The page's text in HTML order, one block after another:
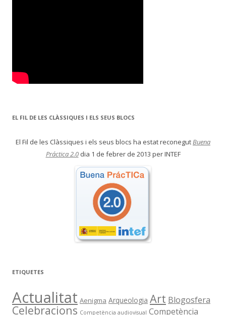
EL FIL DE LES CLÀSSIQUES I ELS SEUS BLOCS
El Fil de les Clàssiques i els seus blocs ha estat reconegutBuena
Práctica 2.0 dia 1 de febrer de 2013 per INTEF
ETIQUETES
Actualitat Aenigma Arqueologia Art Blogosfera
Celebracions Competència audiovisual Competència